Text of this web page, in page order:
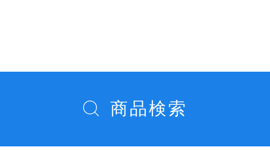
ー
商品検索